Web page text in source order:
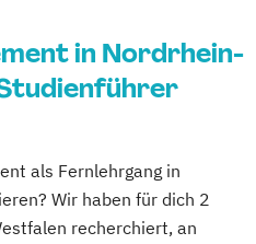
in Nordrhein-
als Fernlehrgang in
Wir haben für dich 2
recherchiert, an